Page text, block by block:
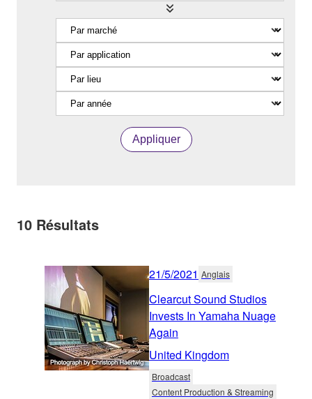
Appliquer
10 Résultats
21/5/2021 Anglais
Clearcut Sound Studios
Invests In Yamaha Nuage
Again
United Kingdom
Broadcast
Content Production & Streaming